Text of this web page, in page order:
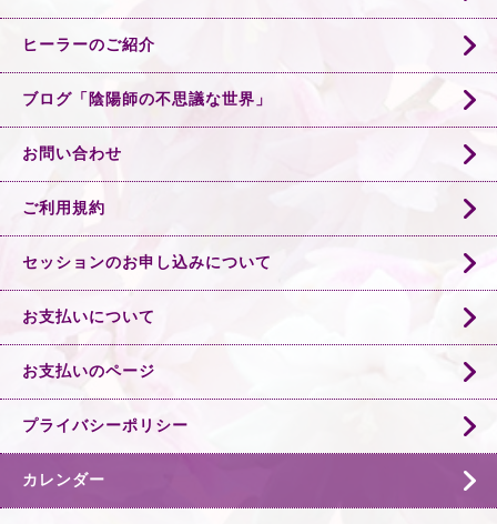
ヒーラーのご紹介
ブログ「陰陽師の不思議な世界」
お問い合わせ
ご利用規約
セッションのお申し込みについて
お支払いについて
お支払いのページ
プライバシーポリシー
カレンダー